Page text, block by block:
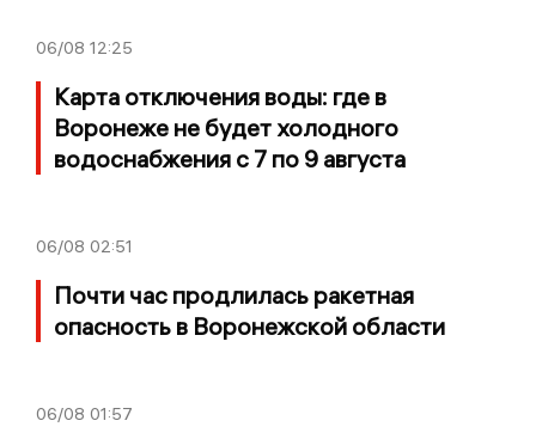
06/08 12:25
Карта отключения воды: где в
Воронеже не будет холодного
водоснабжения с 7 по 9 августа
06/08 02:51
Почти час продлилась ракетная
опасность в Воронежской области
06/08 01:57